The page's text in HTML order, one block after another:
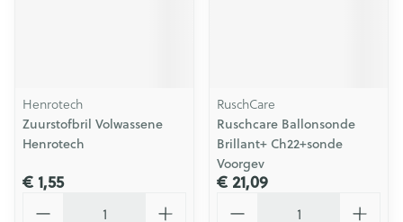
Henrotech
Zuurstofbril Volwassene
Henrotech
€ 1,55
RuschCare
Ruschcare Ballonsonde
Brillant+ Ch22+sonde
Voorgev
€ 21,09